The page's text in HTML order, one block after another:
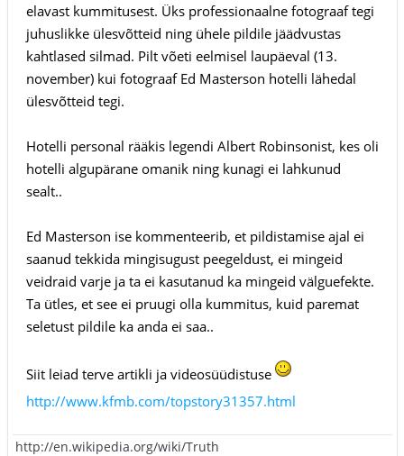
elavast kummitusest. Üks professionaalne fotograaf tegi
juhuslikke ülesvõtteid ning ühele pildile jäädvustas
kahtlased silmad. Pilt võeti eelmisel laupäeval (13.
november) kui fotograaf Ed Masterson hotelli lähedal
ülesvõtteid tegi.
Hotelli personal rääkis legendi Albert Robinsonist, kes oli
hotelli algupärane omanik ning kunagi ei lahkunud
sealt..
Ed Masterson ise kommenteerib, et pildistamise ajal ei
saanud tekkida mingisugust peegeldust, ei mingeid
veidraid varje ja ta ei kasutanud ka mingeid välguefekte.
Ta ütles, et see ei pruugi olla kummitus, kuid paremat
seletust pildile ka anda ei saa..
Siit leiad terve artikli ja videosüüdistuse
http://www.kfmb.com/topstory31357.html
http://en.wikipedia.org/wiki/Truth